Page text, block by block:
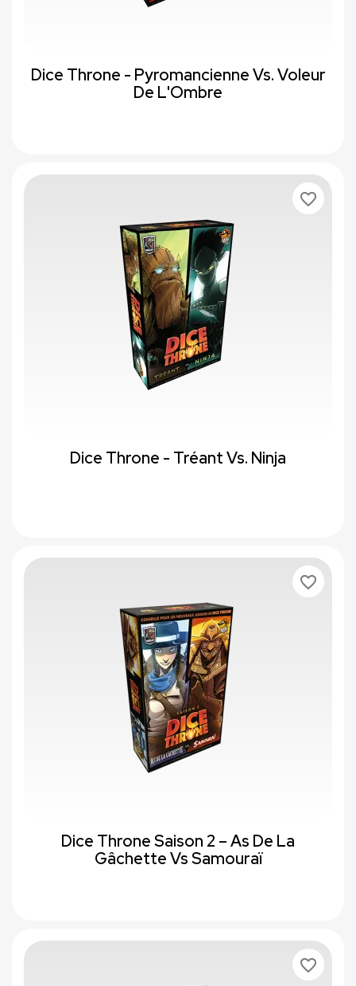
Dice Throne - Pyromancienne Vs. Voleur
De L'Ombre
Dice Throne - Tréant Vs. Ninja
favorite_border
Dice Throne Saison 2 – As De La
Gâchette Vs Samouraï
favorite_border
favorite_border